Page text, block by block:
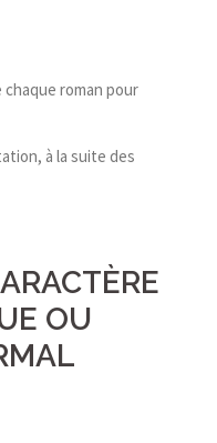
roman pour
à la suite des
OU